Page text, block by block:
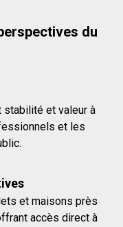
du
stabilité et valeur à
et les
et maisons près
accès direct à